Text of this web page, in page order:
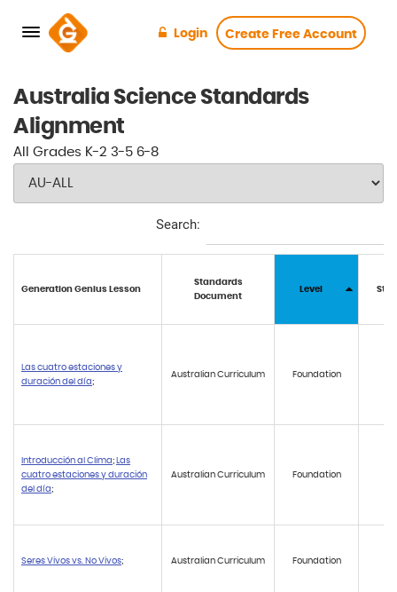
Login Create Free Account
Australia Science Standards
Alignment
All Grades K-2 3-5 6-8
Search:
Generation Genius Lesson
Standards
Document
Level
Las cuatro estaciones y
duración del día;
Australian Curriculum Foundation
Introducción al Clima; Las
cuatro estaciones y duración
del día;
Australian Curriculum Foundation
Seres Vivos vs. No Vivos; Australian Curriculum Foundation